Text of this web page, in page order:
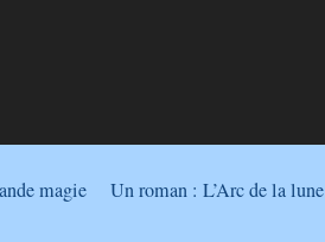
magie Un roman : L’Arc de la lune